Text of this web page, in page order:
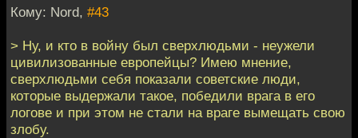
Кому: Nord, #43
> Ну, и кто в войну был сверхлюдьми - неужели
цивилизованные европейцы? Имею мнение,
сверхлюдьми себя показали советские люди,
которые выдержали такое, победили врага в его
логове и при этом не стали на враге вымещать свою
злобу.